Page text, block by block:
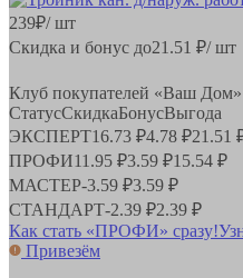
239₽/ шт
Скидка и бонус до21.51 ₽/ шт
Клуб покупателей «Ваш Дом»
СтатусСкидкаБонусВыгода
ЭКСПЕРТ16.73 ₽4.78 ₽21.51
ПРОФИ11.95 ₽3.59 ₽15.54 ₽
МАСТЕР-3.59 ₽3.59 ₽
СТАНДАРТ-2.39 ₽2.39 ₽
Как стать «ПРОФИ» сразу!
Привезём